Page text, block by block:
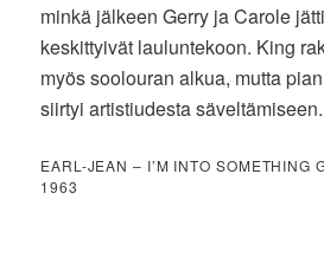
minkä jälkeen Gerry ja Carole
keskittyivät lauluntekoon. King
myös soolouran alkua, mutta
siirtyi artistiudesta säveltämiseen.
EARL-JEAN – I’M INTO SOMETHING
1963